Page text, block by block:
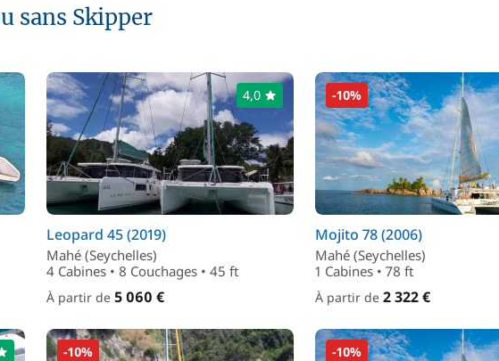
sans Skipper
4,0
Leopard 45 (2019)
Mahé (Seychelles)
4 Cabines • 8 Couchages • 45 ft
À partir de 5 060 €
-10%
Mojito 78 (2006)
Mahé (Seychelles)
1 Cabines • 78 ft
À partir de 2 322 €
-10% -10%